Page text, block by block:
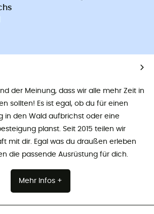
der Meinung, dass wir alle mehr Zeit in
sollten! Es ist egal, ob du für einen
in den Wald aufbrichst oder eine
planst. Seit 2015 teilen wir
mit dir. Egal was du draußen erleben
die passende Ausrüstung für dich.
Mehr Infos +